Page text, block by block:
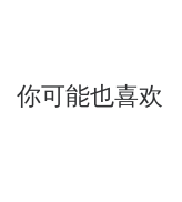
你可能也喜欢